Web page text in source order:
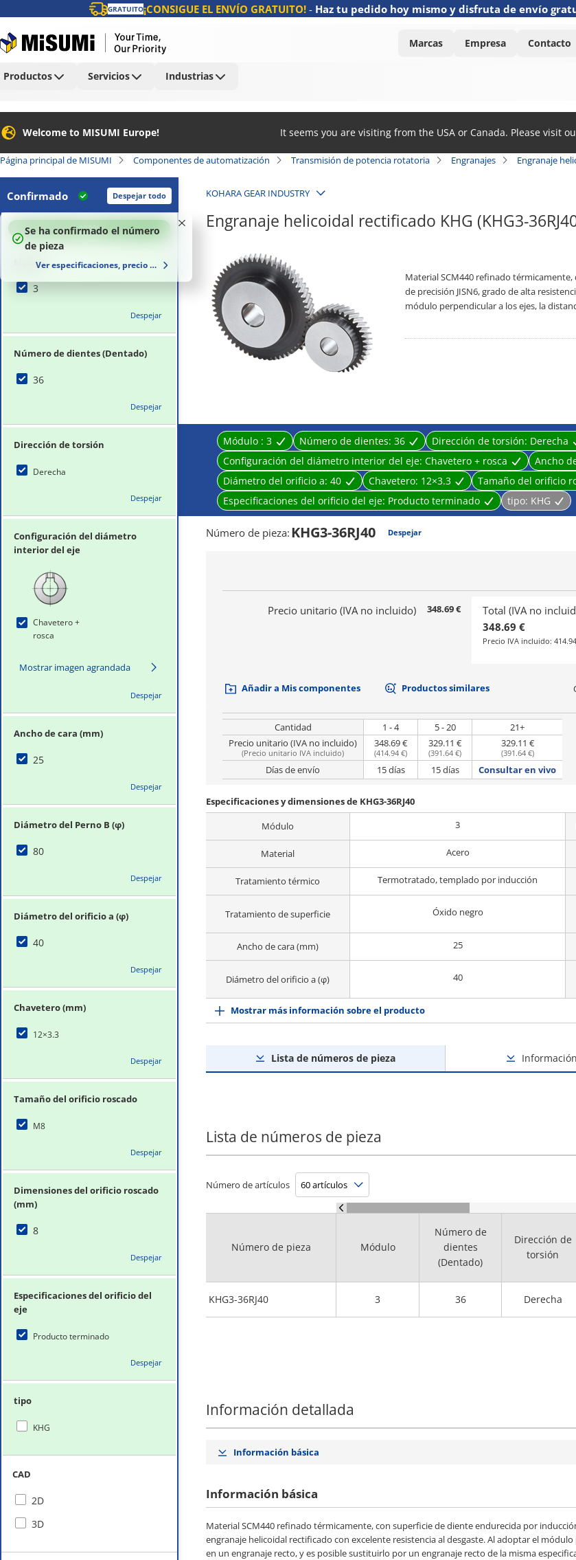
GRATUITO¡CONSIGUE EL ENVÍO GRATUITO!- Haz tu pedido hoy mismo y disfruta de envío
Marcas Empresa Contacto
Productos Servicios Industrias
Welcome to MISUMI Europe! It seems you are visiting from the USA or Canada. Please visit
Página principal de MISUMI Componentes de automatización Transmisión de potencia rotatoria Engranajes Engranaje
Confirmado Despejar todo
100%
Se ha confirmado el número
de pieza
Ver especificaciones, precio y plazo de entrega
Módulo
3
Despejar
Número de dientes (Dentado)
36
Despejar
Dirección de torsión
Derecha
Despejar
Configuración del diámetro
interior del eje
Chavetero +
rosca
Mostrar imagen agrandada
Despejar
Ancho de cara (mm)
25
Despejar
Diámetro del Perno B (φ)
80
Despejar
Diámetro del orificio a (φ)
40
Despejar
Chavetero (mm)
12×3.3
Despejar
Tamaño del orificio roscado
M8
Despejar
Dimensiones del orificio roscado
(mm)
8
Despejar
Especificaciones del orificio del
eje
Producto terminado
Despejar
tipo
KHG
CAD
2D
3D
KOHARA GEAR INDUSTRY
Engranaje helicoidal rectificado KHG (KHG3-
Material SCM440 refinado
de precisión JISN6, grado de alta
módulo perpendicular a los ejes, la
Módulo : 3 Número de dientes: 36 Dirección de torsión: Derecha
Configuración del diámetro interior del eje: Chavetero + rosca Ancho
Diámetro del orificio a: 40 Chavetero: 12×3.3 Tamaño del orificio
Especificaciones del orificio del eje: Producto terminado tipo: KHG
Número de pieza: KHG3-36RJ40 Despejar
Precio unitario (IVA no incluido) 348.69 €
Total (IVA no
348.69 €
Precio IVA incluido:
Añadir a Mis componentes Productos similares
Cantidad 1 - 4 5 - 20
21+
Precio unitario (IVA no incluido)
(Precio unitario IVA incluido)
348.69 €
(414.94 €)
329.11 €
(391.64 €)
329.11 €
(391.64 €)
Días de envío 15 días 15 días Consultar en vivo
Especificaciones y dimensiones de KHG3-36RJ40
Módulo
3
Material Acero
Tratamiento térmico Termotratado, templado por inducción
Tratamiento de superficie Óxido negro
Ancho de cara (mm) 25
Diámetro del orificio a (φ) 40
Mostrar más información sobre el producto
Lista de números de pieza
Lista de números de pieza
Número de artículos
Número de pieza
KHG3-36RJ40
Módulo
Número de
dientes
(Dentado)
Dirección de
torsión
3 36 Derecha
Información detallada
Información básica
Información básica
Material SCM440 refinado térmicamente, con superficie de diente endurecida por
engranaje helicoidal rectificado con excelente resistencia al desgaste. Al adoptar el
en un engranaje recto, y es posible sustituirlo por un engranaje recto de la misma